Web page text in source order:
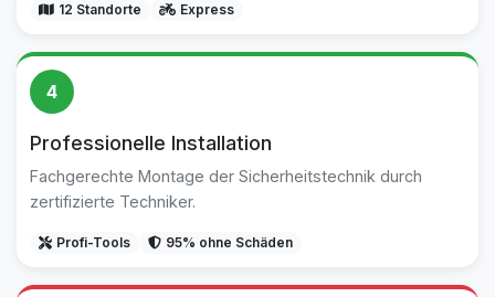
12 Standorte Express
4
Professionelle Installation
Fachgerechte Montage der Sicherheitstechnik durch
zertifizierte Techniker.
Profi-Tools 95% ohne Schäden